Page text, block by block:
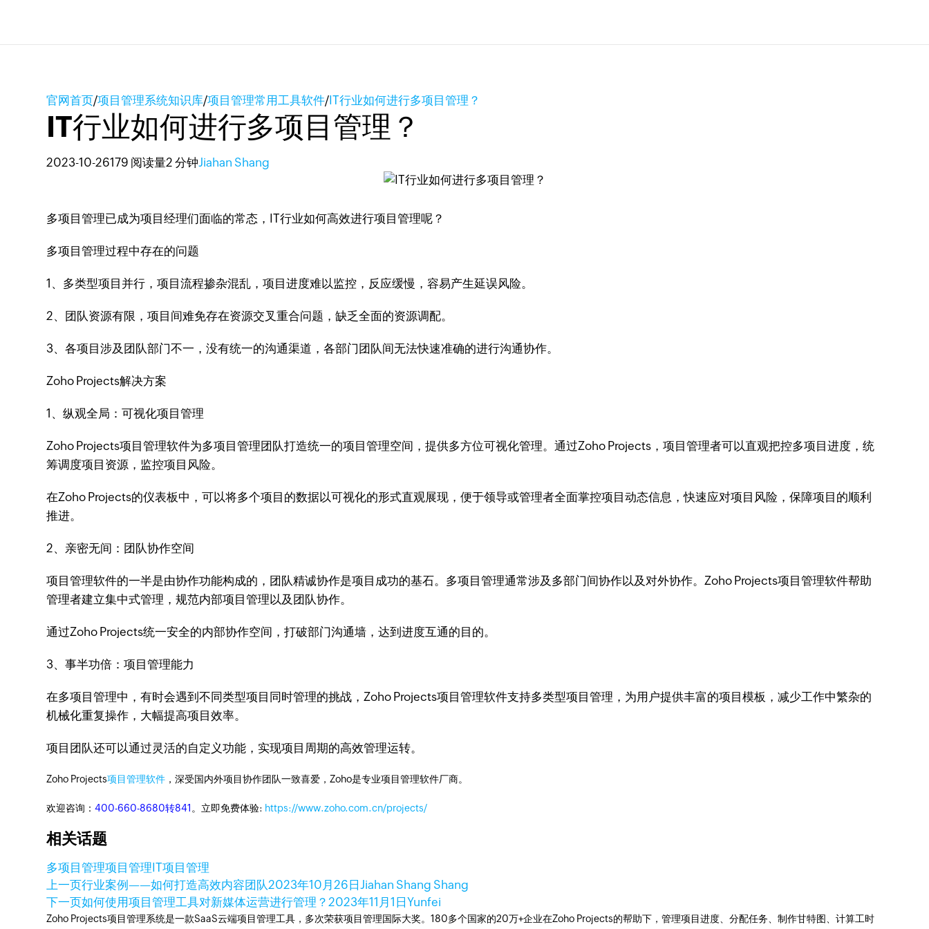
官网首页/项目管理系统知识库/项目管理常用工具软件/ IT行业如何进行多项目管理？
IT行业如何进行多项目管理？
2023-10-26179 阅读量2 分钟Jiahan Shang
多项目管理已成为项目经理们面临的常态，IT行业如何高效进行项目管理呢？
多项目管理过程中存在的问题
1、多类型项目并行，项目流程掺杂混乱，项目进度难以监控，反应缓慢，容易产生延误风险。
2、团队资源有限，项目间难免存在资源交叉重合问题，缺乏全面的资源调配。
3、各项目涉及团队部门不一，没有统一的沟通渠道，各部门团队间无法快速准确的进行沟通协作。
Zoho Projects解决方案
1、纵观全局：可视化项目管理
Zoho Projects项目管理软件为多项目管理团队打造统一的项目管理空间，提供多方位可视化管理。通过Zoho Projects，项目管理者可以直观把控多项目进度，统
筹调度项目资源，监控项目风险。
在Zoho Projects的仪表板中，可以将多个项目的数据以可视化的形式直观展现，便于领导或管理者全面掌控项目动态信息，快速应对项目风险，保障项目的顺利
推进。
2、亲密无间：团队协作空间
项目管理软件的一半是由协作功能构成的，团队精诚协作是项目成功的基石。多项目管理通常涉及多部门间协作以及对外协作。Zoho Projects项目管理软件帮助
管理者建立集中式管理，规范内部项目管理以及团队协作。
通过Zoho Projects统一安全的内部协作空间，打破部门沟通墙，达到进度互通的目的。
3、事半功倍：项目管理能力
在多项目管理中，有时会遇到不同类型项目同时管理的挑战，Zoho Projects项目管理软件支持多类型项目管理，为用户提供丰富的项目模板，减少工作中繁杂的
机械化重复操作，大幅提高项目效率。
项目团队还可以通过灵活的自定义功能，实现项目周期的高效管理运转。
Zoho Projects项目管理软件 ，深受国内外项目协作团队一致喜爱，Zoho是专业项目管理软件厂商。
欢迎咨询：400-660-8680转841 。立即免费体验: https://www.zoho.com.cn/projects/
相关话题
多项目管理项目管理 IT项目管理
上一页行业案例——如何打造高效内容团队2023年10月26日Jiahan Shang Shang
下一页如何使用项目管理工具对新媒体运营进行管理？2023年11月1日Yunfei
Zoho Projects项目管理系统是一款SaaS云端项目管理工具，多次荣获项目管理国际大奖。180多个国家的20万+企业在Zoho Projects的帮助下，管理项目进度、分配任务、制作甘特图、计算工时